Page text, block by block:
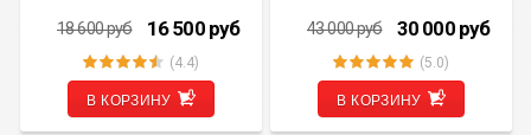
18 600руб 16 500 руб
(4.4)
В КОРЗИНУ
43 000руб 30 000 руб
(5.0)
В КОРЗИНУ